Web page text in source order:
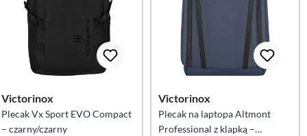
Victorinox
Plecak Vx Sport EVO Compact
– czarny/czarny
Victorinox
Plecak na laptopa Altmont
Professional z klapką –